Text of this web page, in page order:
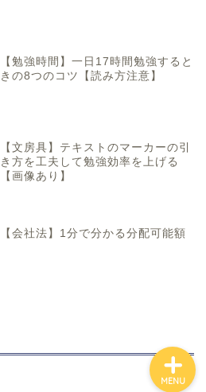
【勉強時間】一日17時間勉強すると
きの8つのコツ【読み方注意】
【文房具】テキストのマーカーの引
き方を工夫して勉強効率を上げる
【画像あり】
【会社法】1分で分かる分配可能額
MENU
ホーム